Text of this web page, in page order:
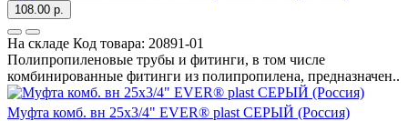
108.00 р.
На складе Код товара: 20891-01
Полипропиленовые трубы и фитинги, в том числе
комбинированные фитинги из полипропилена, предназначен..
Муфта комб. вн 25х3/4" EVER® plast СЕРЫЙ (Россия)